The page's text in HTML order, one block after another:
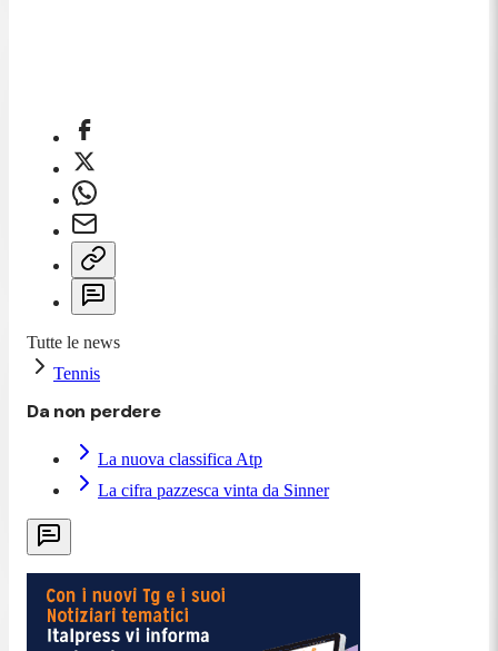
Tutte le news
Tennis
Da non perdere
La nuova classifica Atp
La cifra pazzesca vinta da Sinner